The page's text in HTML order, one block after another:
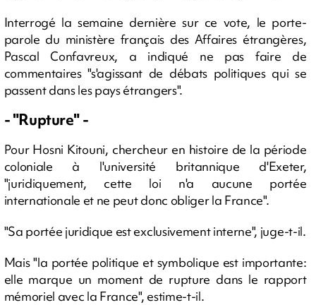
Interrogé la semaine dernière sur ce vote, le porte-
parole du ministère français des Affaires étrangères,
Pascal Confavreux, a indiqué ne pas faire de
commentaires "s'agissant de débats politiques qui se
passent dans les pays étrangers".
- "Rupture" -
Pour Hosni Kitouni, chercheur en histoire de la période
coloniale à l'université britannique d'Exeter,
"juridiquement, cette loi n'a aucune portée
internationale et ne peut donc obliger la France".
"Sa portée juridique est exclusivement interne", juge-t-il.
Mais "la portée politique et symbolique est importante:
elle marque un moment de rupture dans le rapport
mémoriel avec la France", estime-t-il.